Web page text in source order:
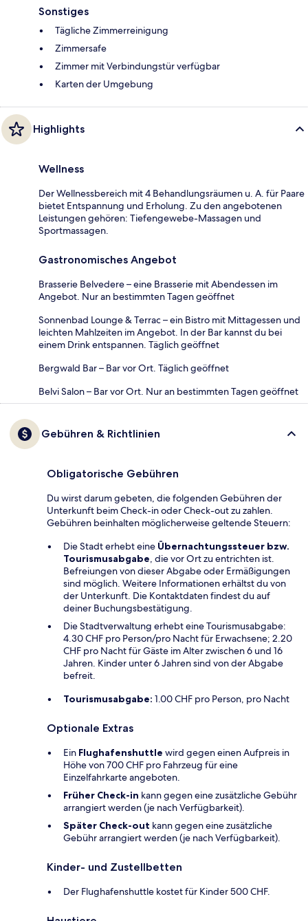
Sonstiges
Tägliche Zimmerreinigung
Zimmersafe
Zimmer mit Verbindungstür verfügbar
Karten der Umgebung
Highlights
Wellness
Der Wellnessbereich mit 4 Behandlungsräumen u. A. für Paare
bietet Entspannung und Erholung. Zu den angebotenen
Leistungen gehören: Tiefengewebe-Massagen und
Sportmassagen.
Gastronomisches Angebot
Brasserie Belvedere – eine Brasserie mit Abendessen im
Angebot. Nur an bestimmten Tagen geöffnet
Sonnenbad Lounge & Terrac – ein Bistro mit Mittagessen und
leichten Mahlzeiten im Angebot. In der Bar kannst du bei
einem Drink entspannen. Täglich geöffnet
Bergwald Bar – Bar vor Ort. Täglich geöffnet
Belvi Salon – Bar vor Ort. Nur an bestimmten Tagen geöffnet
Gebühren & Richtlinien
Obligatorische Gebühren
Du wirst darum gebeten, die folgenden Gebühren der
Unterkunft beim Check-in oder Check-out zu zahlen.
Gebühren beinhalten möglicherweise geltende Steuern:
Die Stadt erhebt eine Übernachtungssteuer bzw.
Tourismusabgabe, die vor Ort zu entrichten ist.
Befreiungen von dieser Abgabe oder Ermäßigungen
sind möglich. Weitere Informationen erhältst du von
der Unterkunft. Die Kontaktdaten findest du auf
deiner Buchungsbestätigung.
Die Stadtverwaltung erhebt eine Tourismusabgabe:
4.30 CHF pro Person/pro Nacht für Erwachsene; 2.20
CHF pro Nacht für Gäste im Alter zwischen 6 und 16
Jahren. Kinder unter 6 Jahren sind von der Abgabe
befreit.
Tourismusabgabe: 1.00 CHF pro Person, pro Nacht
Optionale Extras
Ein Flughafenshuttle wird gegen einen Aufpreis in
Höhe von 700 CHF pro Fahrzeug für eine
Einzelfahrkarte angeboten.
Früher Check-in kann gegen eine zusätzliche Gebühr
arrangiert werden (je nach Verfügbarkeit).
Später Check-out kann gegen eine zusätzliche
Gebühr arrangiert werden (je nach Verfügbarkeit).
Kinder- und Zustellbetten
Der Flughafenshuttle kostet für Kinder 500 CHF.